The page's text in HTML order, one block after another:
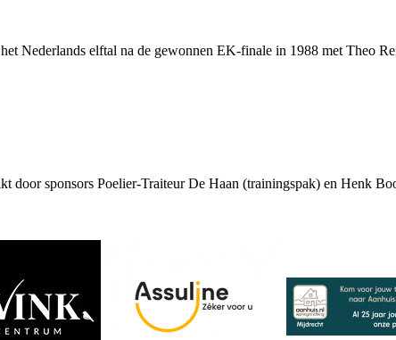
Nederlands elftal na de gewonnen EK-finale in 1988 met Theo
door sponsors Poelier-Traiteur De Haan (trainingspak) en Henk